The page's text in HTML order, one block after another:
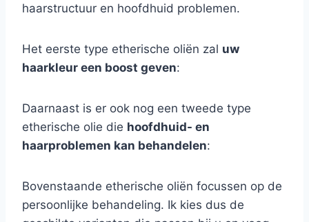
haarstructuur en hoofdhuid problemen.
Het eerste type etherische oliën zal uw
haarkleur een boost geven:
Daarnaast is er ook nog een tweede type
etherische olie die hoofdhuid- en
haarproblemen kan behandelen:
Bovenstaande etherische oliën focussen op de
persoonlijke behandeling. Ik kies dus de